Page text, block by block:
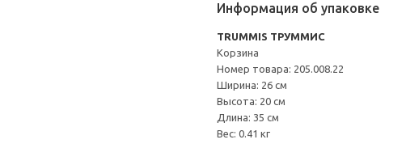
Информация об упаковке
TRUMMIS ТРУММИС
Корзина
Номер товара: 205.008.22
Ширина: 26 см
Высота: 20 см
Длина: 35 см
Вес: 0.41 кг